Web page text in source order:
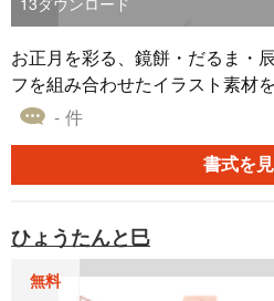
お正月を彩る、鏡餅・だるま・
フを組み合わせたイラスト素材
透過のPNG形式にて、各モチー
ます。年賀状や新年のグリーテ
いただけます。 鏡餅は新しい年
イテムです。
- 件
書式を
ひょうたんと巳
無料